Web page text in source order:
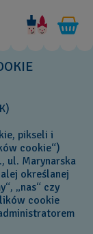
pikseli i
cookie“)
ul. Marynarska
określanej
„nas“ czy
cookie